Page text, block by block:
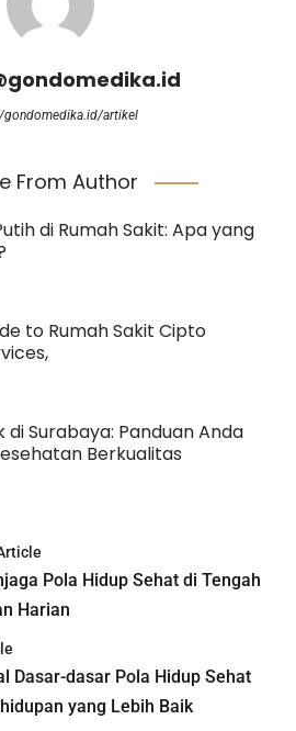
artikel
From Author
di Rumah Sakit: Apa yang
to Rumah Sakit Cipto
di Surabaya: Panduan Anda
Berkualitas
Pola Hidup Sehat di Tengah
Harian
Dasar-dasar Pola Hidup Sehat
yang Lebih Baik